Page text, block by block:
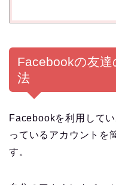
Facebookの友
法
Facebookを利用して
っているアカウントを
す。